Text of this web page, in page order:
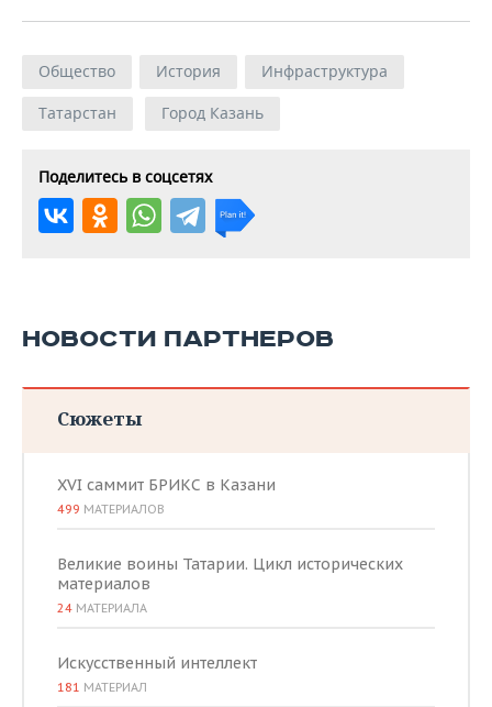
Общество История
Инфраструктура
Татарстан
Город Казань
Поделитесь в соцсетях
НОВОСТИ ПАРТНЕРОВ
Сюжеты
XVI саммит БРИКС в Казани
499 МАТЕРИАЛОВ
Великие воины Татарии. Цикл исторических
материалов
24 МАТЕРИАЛА
Искусственный интеллект
181 МАТЕРИАЛ